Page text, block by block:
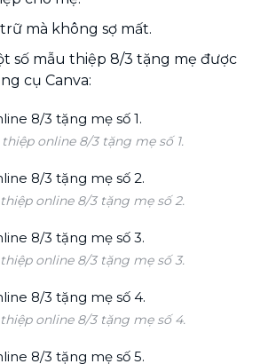
mà không sợ mất.
số mẫu thiệp 8/3 tặng mẹ được
cụ Canva:
online 8/3 tặng mẹ số 1.
online 8/3 tặng mẹ số 2.
online 8/3 tặng mẹ số 3.
online 8/3 tặng mẹ số 4.